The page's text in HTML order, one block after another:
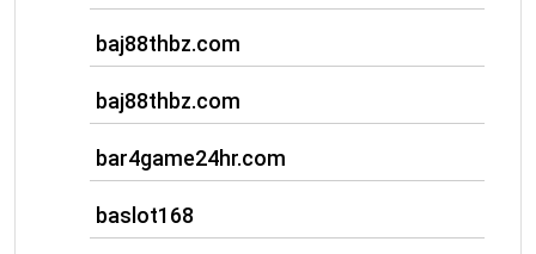
baj88thbz.com
baj88thbz.com
bar4game24hr.com
baslot168